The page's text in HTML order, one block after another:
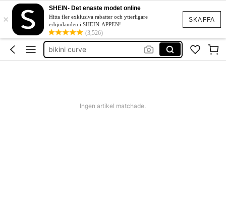
SKAFFA
×
SHEIN- Det enaste modet online
Hitta fler exklusiva rabatter och ytterligare
erbjudanden i SHEIN-APPEN!
(3,526)
fest klänning
bikini plus size
bikini curve
klänning curve
Ingen artikel matchade.